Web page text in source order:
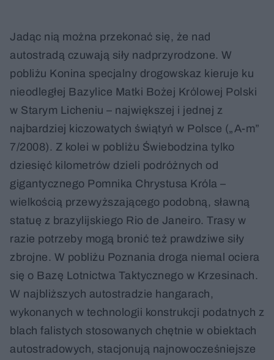
Jadąc nią można przekonać się, że nad
autostradą czuwają siły nadprzyrodzone. W
pobliżu Konina specjalny drogowskaz kieruje ku
nieodległej Bazylice Matki Bożej Królowej Polski
w Starym Licheniu – największej i jednej z
najbardziej kiczowatych świątyń w Polsce („A-m”
7/2008). Z kolei w pobliżu Świebodzina tylko
dziesięć kilometrów dzieli podróżnych od
gigantycznego Pomnika Chrystusa Króla –
wielkością przewyższającego podobną, sławną
statuę z brazylijskiego Rio de Janeiro. Trasy w
razie potrzeby mogą bronić też prawdziwe siły
zbrojne. W pobliżu Poznania droga niemal ociera
się o Bazę Lotnictwa Taktycznego w Krzesinach.
W najbliższych autostradzie hangarach,
wykonanych w technologii konstrukcji podatnych z
blach falistych stosowanych chętnie w obiektach
autostradowych, stacjonują najnowocześniejsze